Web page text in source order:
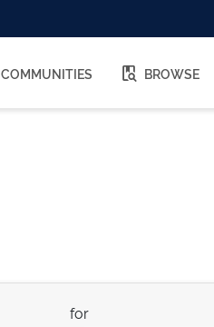
COMMUNITIES BROWSE
for